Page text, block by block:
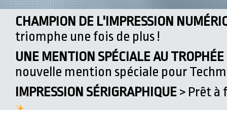
CHAMPION DE L'IMPRESSION
triomphe une fois de plus !
UNE MENTION SPÉCIALE AU
nouvelle mention spéciale pour
IMPRESSION SÉRIGRAPHIQUE> Prêt à